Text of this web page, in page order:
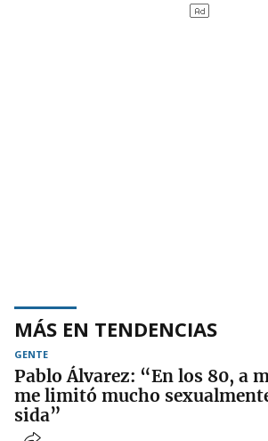
MÁS EN TENDENCIAS
GENTE
Pablo Álvarez: “En los 80, a
me limitó mucho
sida”